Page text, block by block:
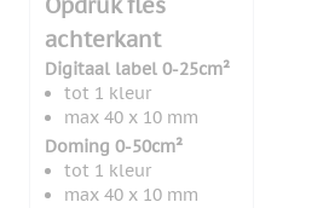
Opdruk fles
achterkant
Digitaal label 0-25cm²
tot 1 kleur
max 40 x 10 mm
Doming 0-50cm²
tot 1 kleur
max 40 x 10 mm